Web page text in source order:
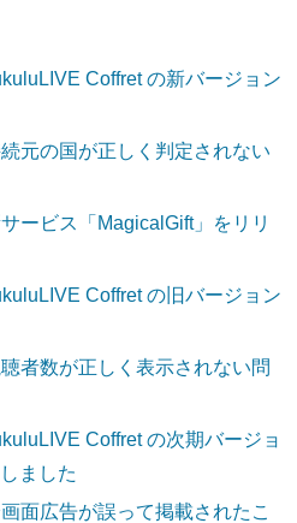
Coffret の新バージョン
元の国が正しく判定されない
ービス「MagicalGift」をリリ
Coffret の旧バージョン
者数が正しく表示されない問
Coffret の次期バージョ
ました
面広告が誤って掲載されたこ